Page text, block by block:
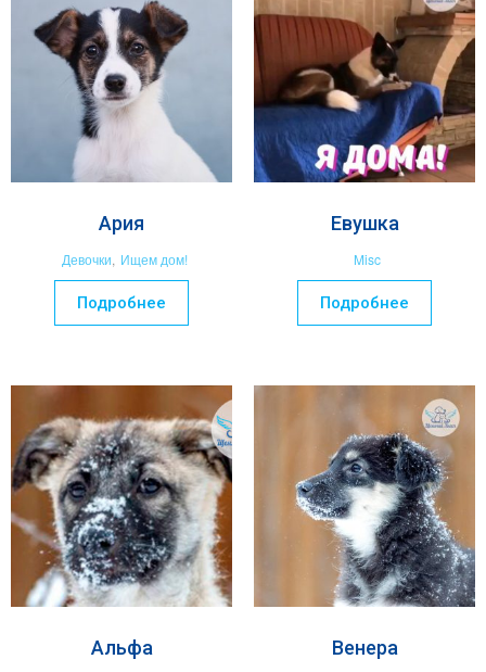
Ария
Девочки, Ищем дом!
Подробнее
Евушка
Misc
Подробнее
Альфа Венера